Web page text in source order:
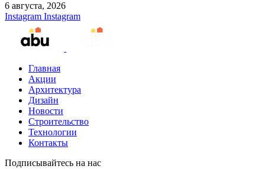
6 августа, 2026
Instagram Instagram
Главная
Акции
Архитектура
Дизайн
Новости
Строительство
Технологии
Контакты
Подписывайтесь на нас